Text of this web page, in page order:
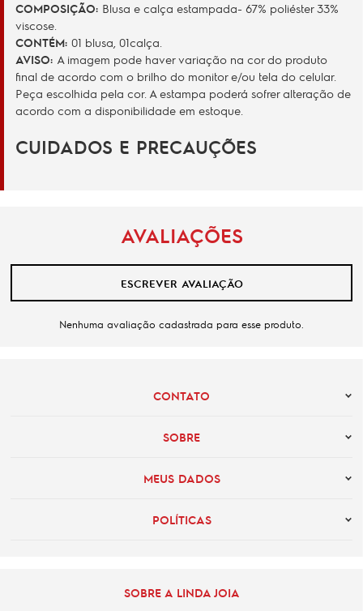
COMPOSIÇÃO: Blusa e calça estampada- 67% poliéster 33%
viscose.
CONTÉM: 01 blusa, 01calça.
AVISO: A imagem pode haver variação na cor do produto
final de acordo com o brilho do monitor e/ou tela do celular.
Peça escolhida pela cor. A estampa poderá sofrer alteração de
acordo com a disponibilidade em estoque.
CUIDADOS E PRECAUÇÕES
AVALIAÇÕES
ESCREVER AVALIAÇÃO
Nenhuma avaliação cadastrada para esse produto.
CONTATO
SOBRE
MEUS DADOS
POLÍTICAS
SOBRE A LINDA JOIA